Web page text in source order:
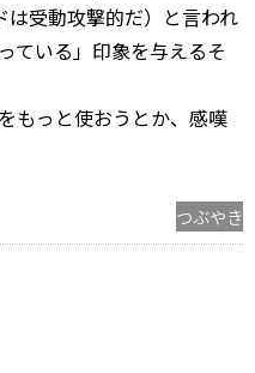
受動攻撃的だ）と言われ
ている」印象を与えるそ
もっと使おうとか、感嘆
つぶやき